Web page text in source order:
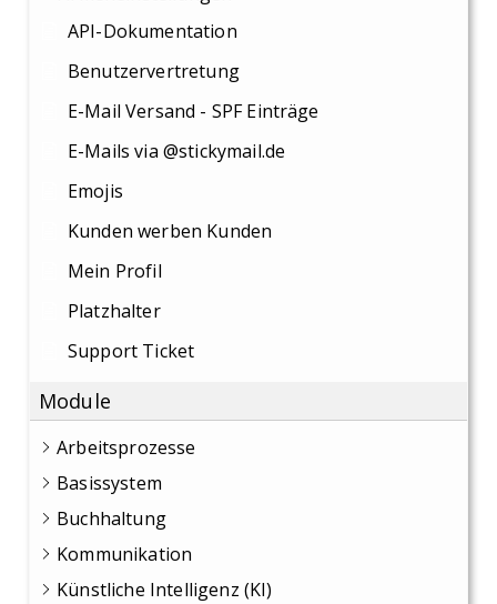
API-Dokumentation
Benutzervertretung
E-Mail Versand - SPF Einträge
E-Mails via @stickymail.de
Emojis
Kunden werben Kunden
Mein Profil
Platzhalter
Support Ticket
Module
Arbeitsprozesse
Basissystem
Buchhaltung
Kommunikation
Künstliche Intelligenz (KI)